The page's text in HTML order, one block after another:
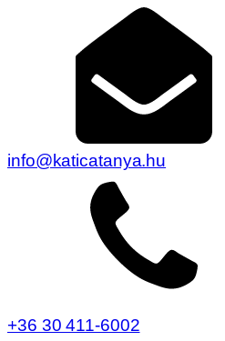
info@katicatanya.hu
+36 30 411-6002